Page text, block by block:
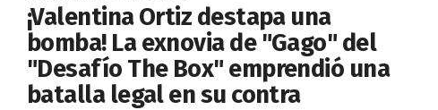
¡Valentina Ortiz destapa una
bomba! La exnovia de "Gago" del
"Desafío The Box" emprendió una
batalla legal en su contra